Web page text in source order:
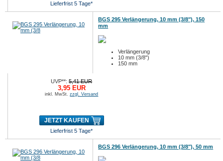
Lieferfrist 5 Tage*
BGS 295 Verlängerung, 10 mm (3/8"), 150
mm
Verlängerung
10 mm (3/8")
150 mm
UVP**:5,41 EUR
3,95 EUR
inkl. MwSt.zzgl. Versand
JETZT KAUFEN
Lieferfrist 5 Tage*
BGS 296 Verlängerung, 10 mm (3/8"), 50 mm